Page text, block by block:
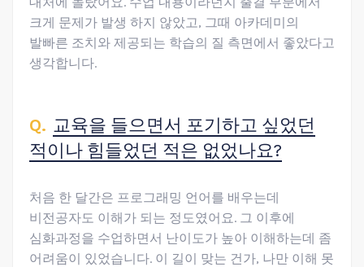
크게 문제가 발생 하지 않았고, 그때 아카데미의
발빠른 조치와 제공되는 학습의 질 측면에서 좋았다고
생각합니다.
교육을 들으면서 포기하고 싶었던
적이나 힘들었던 적은 없었나요?
처음 한 달간은 프로그래밍 언어를 배우는데
비전공자도 이해가 되는 정도였어요. 그 이후에
심화과정을 수업하면서 난이도가 높아 이해하는데 좀
어려움이 있었습니다. 이 길이 맞는 건가, 나만 이해 못